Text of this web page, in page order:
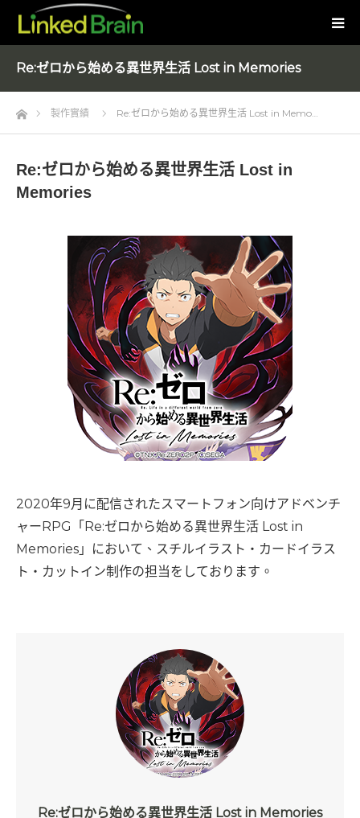
Re:ゼロから始める異世界生活 Lost in Memories
Home製作實績 Re:ゼロから始める異世界生活 Lost in Memo…
Re:ゼロから始める異世界生活 Lost in
Memories
2020年9月に配信されたスマートフォン向けアドベンチ
ャーRPG「Re:ゼロから始める異世界生活 Lost in
Memories」において、スチルイラスト・カードイラス
ト・カットイン制作の担当をしております。
Re:ゼロから始める異世界生活 Lost in Memories